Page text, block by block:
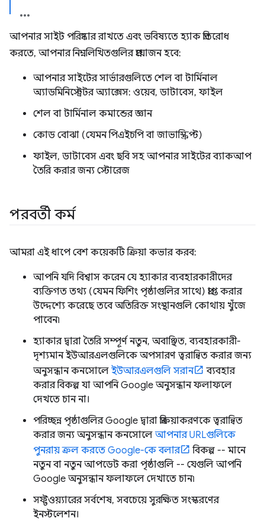
আপনার সাইট পরিষ্কার রাখতে এবং ভবিষ্যতে হ্যাক প্রতিরোধ
করতে, আপনার নিম্নলিখিতগুলির প্রয়োজন হবে:
আপনার সাইটের সার্ভারগুলিতে শেল বা টার্মিনাল
অ্যাডমিনিস্ট্রেটর অ্যাক্সেস: ওয়েব, ডাটাবেস, ফাইল
শেল বা টার্মিনাল কমান্ডের জ্ঞান
কোড বোঝা (যেমন পিএইচপি বা জাভাস্ক্রিপ্ট)
ফাইল, ডাটাবেস এবং ছবি সহ আপনার সাইটের ব্যাকআপ
তৈরি করার জন্য স্টোরেজ
পরবর্তী কর্ম
আমরা এই ধাপে বেশ কয়েকটি ক্রিয়া কভার করব:
আপনি যদি বিশ্বাস করেন যে হ্যাকার ব্যবহারকারীদের
ব্যক্তিগত তথ্য (যেমন ফিশিং পৃষ্ঠাগুলির সাথে) প্রাপ্ত করার
উদ্দেশ্যে করেছে তবে অতিরিক্ত সংস্থানগুলি কোথায় খুঁজে
পাবেন৷
হ্যাকার দ্বারা তৈরি সম্পূর্ণ নতুন, অবাঞ্ছিত, ব্যবহারকারী-
দৃশ্যমান ইউআরএলগুলিকে অপসারণ ত্বরান্বিত করার জন্য
অনুসন্ধান কনসোলে ইউআরএলগুলি সরান
ব্যবহার
করার বিকল্প যা আপনি Google অনুসন্ধান ফলাফলে
দেখতে চান না।
পরিচ্ছন্ন পৃষ্ঠাগুলির Google দ্বারা প্রক্রিয়াকরণকে ত্বরান্বিত
করার জন্য অনুসন্ধান কনসোলে আপনার URLগুলিকে
পুনরায় ক্রল করতে Google-কে বলার
বিকল্প -- মানে
নতুন বা নতুন আপডেট করা পৃষ্ঠাগুলি -- যেগুলি আপনি
Google অনুসন্ধান ফলাফলে দেখাতে চান৷
সফ্টওয়্যারের সর্বশেষ, সবচেয়ে সুরক্ষিত সংস্করণের
ইনস্টলেশন।